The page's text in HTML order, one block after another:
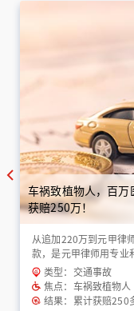
车祸致植物人，百
获赔250万！
从追加220万到元甲律
款，是元甲律师用专
金”！
类型：交通事故
焦点：车祸致植物人
结果：累计获赔250